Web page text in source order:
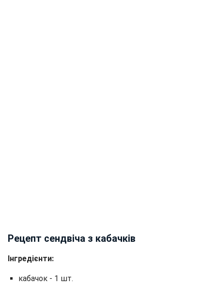
Рецепт сендвіча з кабачків
Інгредієнти:
кабачок - 1 шт.